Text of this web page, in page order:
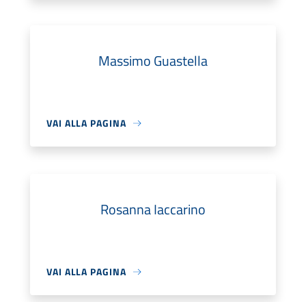
Massimo Guastella
VAI ALLA PAGINA
Rosanna Iaccarino
VAI ALLA PAGINA